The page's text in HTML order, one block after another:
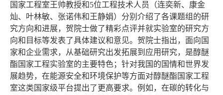
国家工程室王帅教授和5位工程技术人员（连奕新、康金
灿、叶林敏、张诺伟和王静娟）分别介绍了各课题组的研
究方向和进展，贺院士做了精彩点评并就实验室的研究方
向和目标等发表了具体建议和意见。贺院士指出，面向国
家和企业需求，从基础研究出发拓展到应用研究，是醇醚
酯国家工程实验室的主要特色；针对我国的国情和世界发
展趋势，在能源安全和环境保护等方面对醇醚酯国家工程
室这类国家级平台提出了更高要求。例如，在碳的转化与